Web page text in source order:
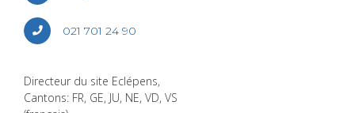
021 701 24 90
Direc­teur du site Eclé­pens,
Can­tons: FR, GE, JU, NE, VD, VS